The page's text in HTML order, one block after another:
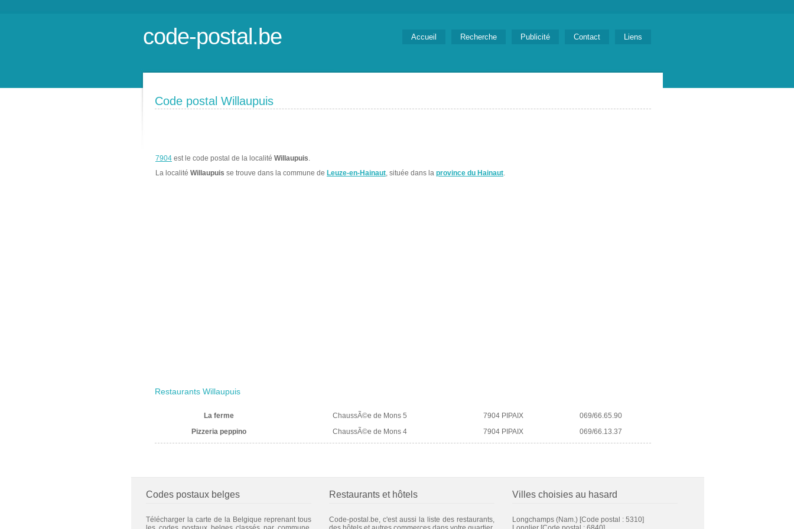
code-postal.be Accueil Recherche Publicité Contact Liens
Code postal Willaupuis
7904 est le code postal de la localité Willaupuis.
La localité Willaupuis se trouve dans la commune de Leuze-en-Hainaut, située dans la province du Hainaut.
Restaurants Willaupuis
La ferme ChaussÃ©e de Mons 5 7904 PIPAIX
069/66.65.90
Pizzeria peppino
ChaussÃ©e de Mons 4 7904 PIPAIX 069/66.13.37
Codes postaux belges
Télécharger la carte de la Belgique reprenant tous
Restaurants et hôtels
Code-postal.be, c'est aussi la liste des restaurants,
Villes choisies au hasard
Longchamps (Nam.) [Code postal : 5310]